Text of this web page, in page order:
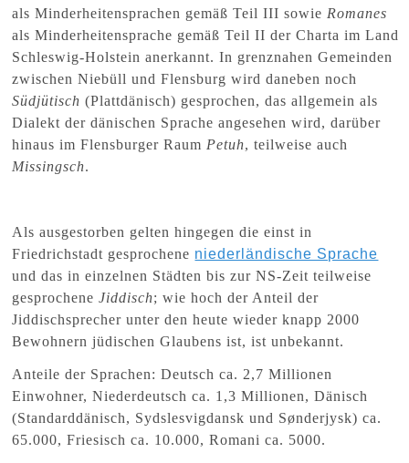
als Minderheitensprachen gemäß Teil III sowie Romanes
als Minderheitensprache gemäß Teil II der Charta im Land
Schleswig-Holstein anerkannt. In grenznahen Gemeinden
zwischen Niebüll und Flensburg wird daneben noch
Südjütisch (Plattdänisch) gesprochen, das allgemein als
Dialekt der dänischen Sprache angesehen wird, darüber
hinaus im Flensburger Raum Petuh, teilweise auch
Missingsch.
Als ausgestorben gelten hingegen die einst in
Friedrichstadt gesprochene niederländische Sprache
und das in einzelnen Städten bis zur NS-Zeit teilweise
gesprocheneJiddisch; wie hoch der Anteil der
Jiddischsprecher unter den heute wieder knapp 2000
Bewohnern jüdischen Glaubens ist, ist unbekannt.
Anteile der Sprachen: Deutsch ca. 2,7 Millionen
Einwohner, Niederdeutsch ca. 1,3 Millionen, Dänisch
(Standarddänisch, Sydslesvigdansk und Sønderjysk) ca.
65.000, Friesisch ca. 10.000, Romani ca. 5000.